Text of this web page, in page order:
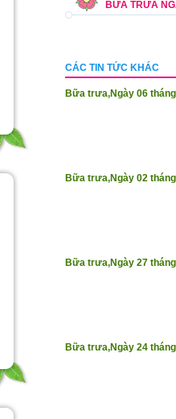
BỮA TRƯA
CÁC TIN TỨC KHÁC
Bữa trưa,Ngày 06
Bữa trưa,Ngày 02
Bữa trưa,Ngày 27
Bữa trưa,Ngày 24